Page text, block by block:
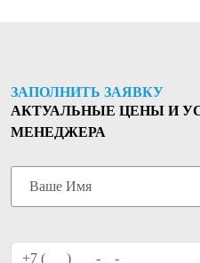
ЗАПОЛНИТЬ ЗАЯВКУ
АКТУАЛЬНЫЕ ЦЕНЫ И
МЕНЕДЖЕРА